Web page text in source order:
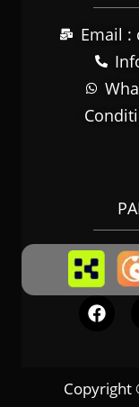
Email :
Copyright